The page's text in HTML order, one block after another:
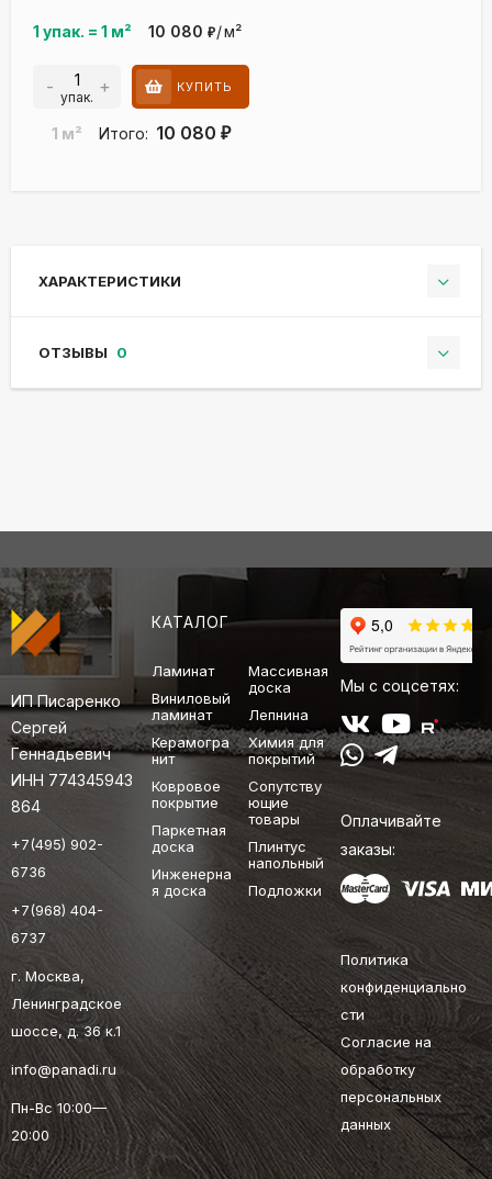
1 упак. = 1 м² 10 080 ₽/м²
- упак. + КУПИТЬ
1 м² Итого: 10 080 ₽
ХАРАКТЕРИСТИКИ
ОТЗЫВЫ 0
ИП Писаренко
Сергей
Геннадьевич
ИНН 774345943
864
+7(495) 902-
6736
+7(968) 404-
6737
г. Москва,
Ленинградское
шоссе, д. 36 к.1
info@panadi.ru
Пн-Вс 10:00—
20:00
КАТАЛОГ
Ламинат
Виниловый
ламинат
Керамогра
нит
Ковровое
покрытие
Паркетная
доска
Инженерна
я доска
Массивная
доска
Лепнина
Химия для
покрытий
Сопутству
ющие
товары
Плинтус
напольный
Подложки
Мы с соцсетях:
Оплачивайте
заказы:
Политика
конфиденциально
сти
Согласие на
обработку
персональных
данных